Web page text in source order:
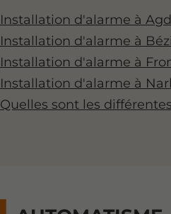
Installation d'alarme à
Installation d'alarme à
Installation d'alarme à
Installation d'alarme à
Quelles sont les